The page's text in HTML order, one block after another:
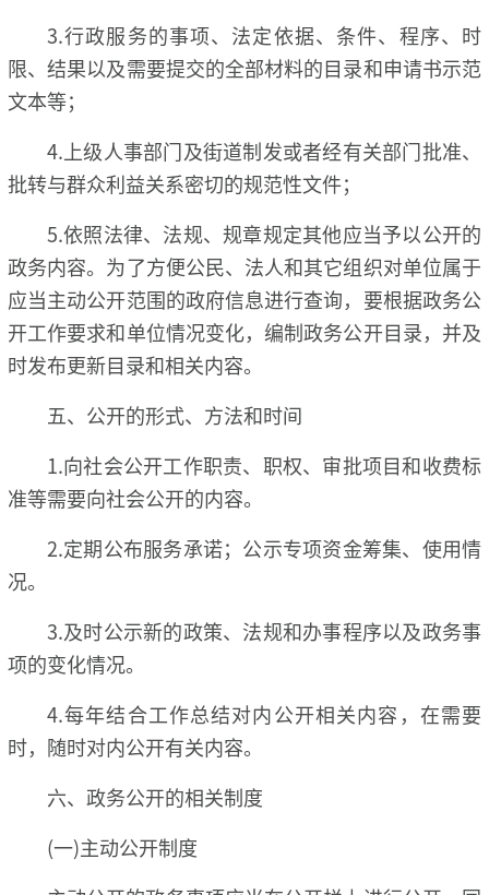
3.行政服务的事项、法定依据、条件、程序、时
限、结果以及需要提交的全部材料的目录和申请书示范
文本等；
4.上级人事部门及街道制发或者经有关部门批准、
批转与群众利益关系密切的规范性文件；
5.依照法律、法规、规章规定其他应当予以公开的
政务内容。为了方便公民、法人和其它组织对单位属于
应当主动公开范围的政府信息进行查询，要根据政务公
开工作要求和单位情况变化，编制政务公开目录，并及
时发布更新目录和相关内容。
五、公开的形式、方法和时间
1.向社会公开工作职责、职权、审批项目和收费标
准等需要向社会公开的内容。
2.定期公布服务承诺；公示专项资金筹集、使用情
况。
3.及时公示新的政策、法规和办事程序以及政务事
项的变化情况。
4.每年结合工作总结对内公开相关内容，在需要
时，随时对内公开有关内容。
六、政务公开的相关制度
(一)主动公开制度